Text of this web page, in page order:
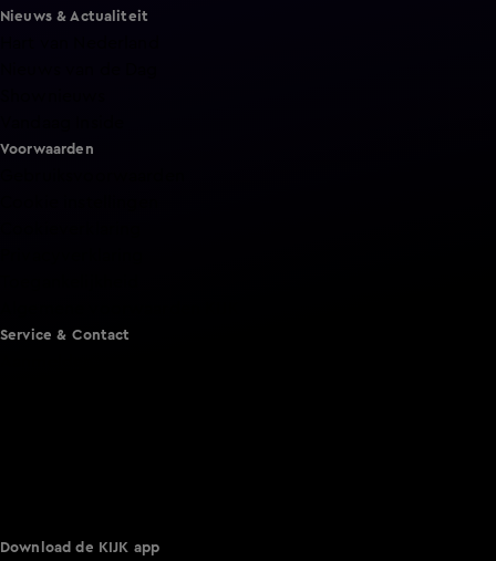
Nieuws & Actualiteit
Voorwaarden
Service & Contact
Download de KIJK app